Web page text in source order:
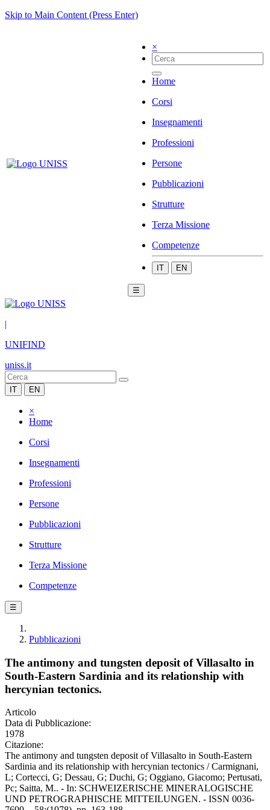
Skip to Main Content (Press Enter)
×
Home
Corsi
Insegnamenti
Professioni
Persone
Pubblicazioni
Strutture
Terza Missione
Competenze
IT EN
☰
|
UNIFIND
uniss.it
IT EN
×
Home
Corsi
Insegnamenti
Professioni
Persone
Pubblicazioni
Strutture
Terza Missione
Competenze
☰
Pubblicazioni
The antimony and tungsten deposit of Villasalto in
South-Eastern Sardinia and its relationship with
hercynian tectonics.
Articolo
Data di Pubblicazione:
1978
Citazione:
The antimony and tungsten deposit of Villasalto in South-Eastern
Sardinia and its relationship with hercynian tectonics / Carmignani,
L; Cortecci, G; Dessau, G; Duchi, G; Oggiano, Giacomo; Pertusati,
Pc; Saitta, M.. - In: SCHWEIZERISCHE MINERALOGISCHE
UND PETROGRAPHISCHE MITTEILUNGEN. - ISSN 0036-